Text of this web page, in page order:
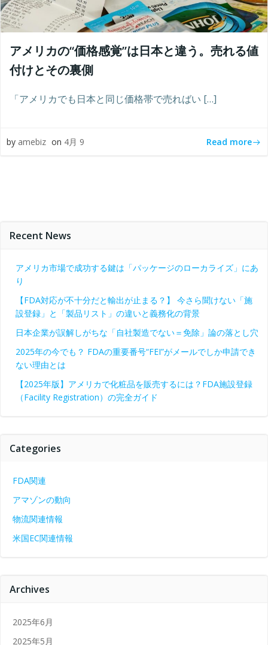
アメリカの“価格感覚”は日本と違う。売れる値
付けとその裏側
「アメリカでも日本と同じ価格帯で売ればい […]
by amebiz on 4月 9 Read more
Recent News
アメリカ市場で成功する鍵は「パッケージのローカライズ」にあ
り
【FDA対応が不十分だと輸出が止まる？】 今さら聞けない「施
設登録」と「製品リスト」の違いと義務化の背景
日本企業が誤解しがちな「自社製造でない＝免除」論の落とし穴
2025年の今でも？ FDAの重要番号“FEI”がメールでしか申請でき
ない理由とは
【2025年版】アメリカで化粧品を販売するには？FDA施設登録
（Facility Registration）の完全ガイド
Categories
FDA関連
アマゾンの動向
物流関連情報
米国EC関連情報
Archives
2025年6月
2025年5月